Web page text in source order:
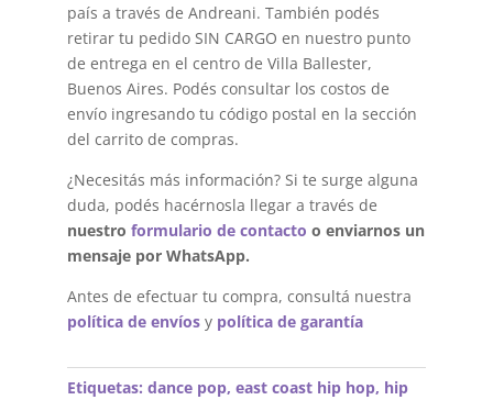
país a través de Andreani. También podés
retirar tu pedido SIN CARGO en nuestro punto
de entrega en el centro de Villa Ballester,
Buenos Aires. Podés consultar los costos de
envío ingresando tu código postal en la sección
del carrito de compras.
¿Necesitás más información? Si te surge alguna
duda, podés hacérnosla llegar a través de
nuestro formulario de contacto o enviarnos un
mensaje por WhatsApp.
Antes de efectuar tu compra, consultá nuestra
política de envíosy política de garantía
Etiquetas: dance pop, east coast hip hop, hip